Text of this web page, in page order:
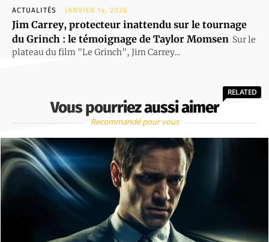
ACTUALITÉS JANVIER 14, 2026
Jim Carrey, protecteur inattendu sur le tournage
du Grinch : le témoignage de Taylor Momsen Sur le
plateau du film "Le Grinch", Jim Carrey...
Vous pourriez aussi aimer
RELATED
Recommandé pour vous